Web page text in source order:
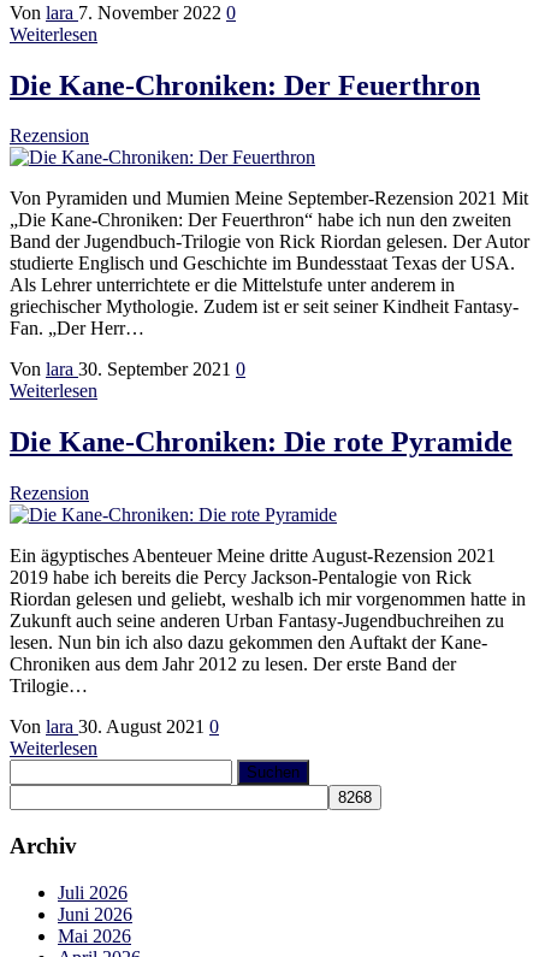
Von lara 7. November 2022 0
Weiterlesen
Die Kane-Chroniken: Der Feuerthron
Rezension
Von Pyramiden und Mumien Meine September-Rezension 2021 Mit
„Die Kane-Chroniken: Der Feuerthron“ habe ich nun den zweiten
Band der Jugendbuch-Trilogie von Rick Riordan gelesen. Der Autor
studierte Englisch und Geschichte im Bundesstaat Texas der USA.
Als Lehrer unterrichtete er die Mittelstufe unter anderem in
griechischer Mythologie. Zudem ist er seit seiner Kindheit Fantasy-
Fan. „Der Herr…
Von lara 30. September 2021 0
Weiterlesen
Die Kane-Chroniken: Die rote Pyramide
Rezension
Ein ägyptisches Abenteuer Meine dritte August-Rezension 2021
2019 habe ich bereits die Percy Jackson-Pentalogie von Rick
Riordan gelesen und geliebt, weshalb ich mir vorgenommen hatte in
Zukunft auch seine anderen Urban Fantasy-Jugendbuchreihen zu
lesen. Nun bin ich also dazu gekommen den Auftakt der Kane-
Chroniken aus dem Jahr 2012 zu lesen. Der erste Band der
Trilogie…
Von lara 30. August 2021 0
Weiterlesen
nach:
Archiv
Juli 2026
Juni 2026
Mai 2026